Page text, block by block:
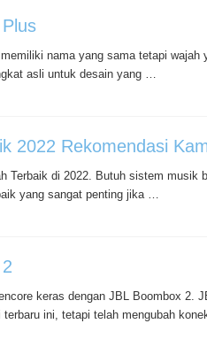
nama yang sama tetapi wajah
asli untuk desain yang …
2022 Rekomendasi
Terbaik di 2022. Butuh sistem musik
yang sangat penting jika …
keras dengan JBL Boombox 2.
terbaru ini, tetapi telah mengubah